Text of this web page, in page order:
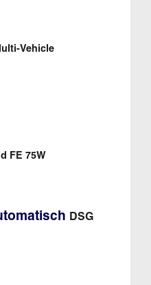
Vehicle
FE 75W
DSG